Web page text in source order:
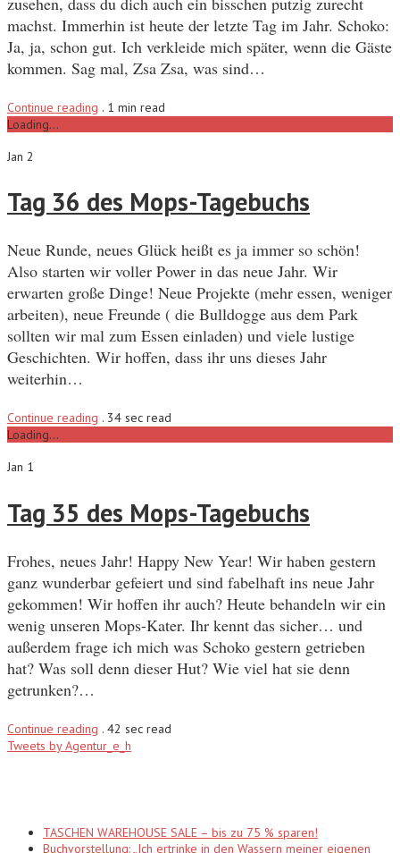
machst. Immerhin ist heute der letzte Tag im Jahr. Schoko:
Ja, ja, schon gut. Ich verkleide mich später, wenn die Gäste
kommen. Sag mal, Zsa Zsa, was sind…
Continue reading . 1 min read
Loading...
Jan 2
Tag 36 des Mops-Tagebuchs
Neue Runde, neues Glück heißt es ja immer so schön!
Also starten wir voller Power in das neue Jahr. Wir
erwarten große Dinge! Neue Projekte (mehr essen, weniger
arbeiten), neue Freunde ( die Bulldogge aus dem Park
sollten wir mal zum Essen einladen) und viele lustige
Geschichten. Wir hoffen, dass ihr uns dieses Jahr
weiterhin…
Continue reading . 34 sec read
Loading...
Jan 1
Tag 35 des Mops-Tagebuchs
Frohes, neues Jahr! Happy New Year! Wir haben gestern
ganz wunderbar gefeiert und sind fabelhaft ins neue Jahr
gekommen! Wir hoffen ihr auch? Heute behandeln wir ein
wenig unseren Mops-Kater. Ihr kennt das sicher… und
außerdem frage ich mich was Schoko gestern getrieben
hat? Was soll denn dieser Hut? Wie viel hat sie denn
getrunken?…
Continue reading . 42 sec read
Tweets by Agentur_e_h
TASCHEN WAREHOUSE SALE – bis zu 75 % sparen!
Buchvorstellung: „Ich ertrinke in den Wassern meiner eigenen